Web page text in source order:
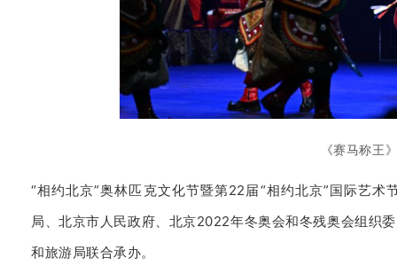
《赛马称王
“相约北京”奥林匹克文化节暨第22届“相约北京”国际艺
局、北京市人民政府、北京2022年冬奥会和冬残奥会组织
和旅游局联合承办。